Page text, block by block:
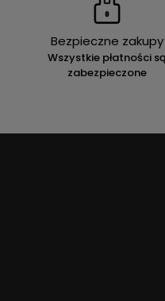
Bezpieczne zakupy
Wszystkie płatności
zabezpieczone